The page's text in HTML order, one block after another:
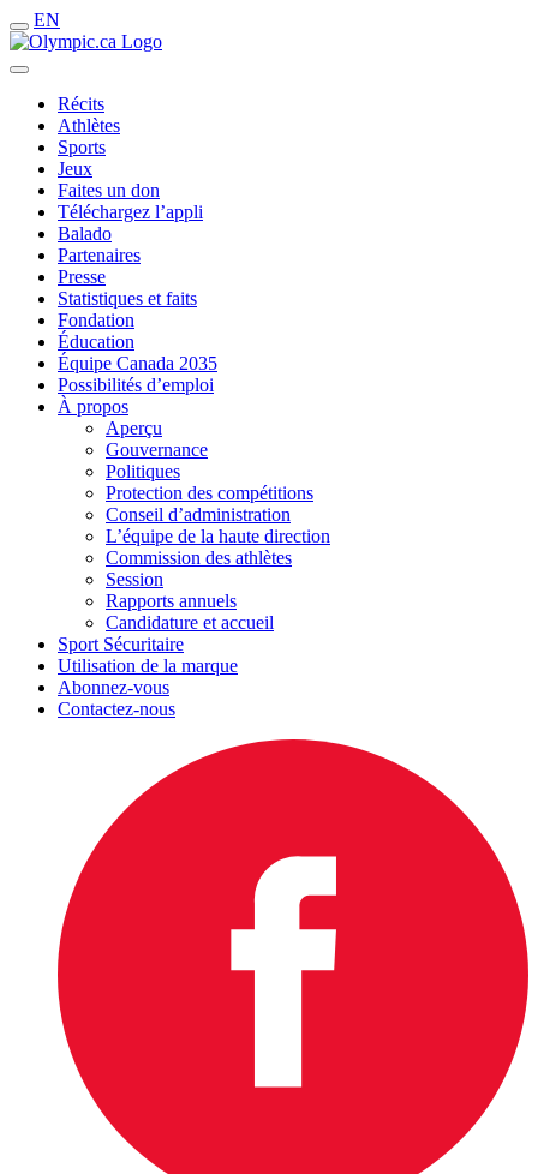
EN
Récits
Athlètes
Sports
Jeux
Faites un don
Téléchargez l’appli
Balado
Partenaires
Presse
Statistiques et faits
Fondation
Éducation
Équipe Canada 2035
Possibilités d’emploi
À propos
Aperçu
Gouvernance
Politiques
Protection des compétitions
Conseil d’administration
L’équipe de la haute direction
Commission des athlètes
Session
Rapports annuels
Candidature et accueil
Sport Sécuritaire
Utilisation de la marque
Abonnez-vous
Contactez-nous